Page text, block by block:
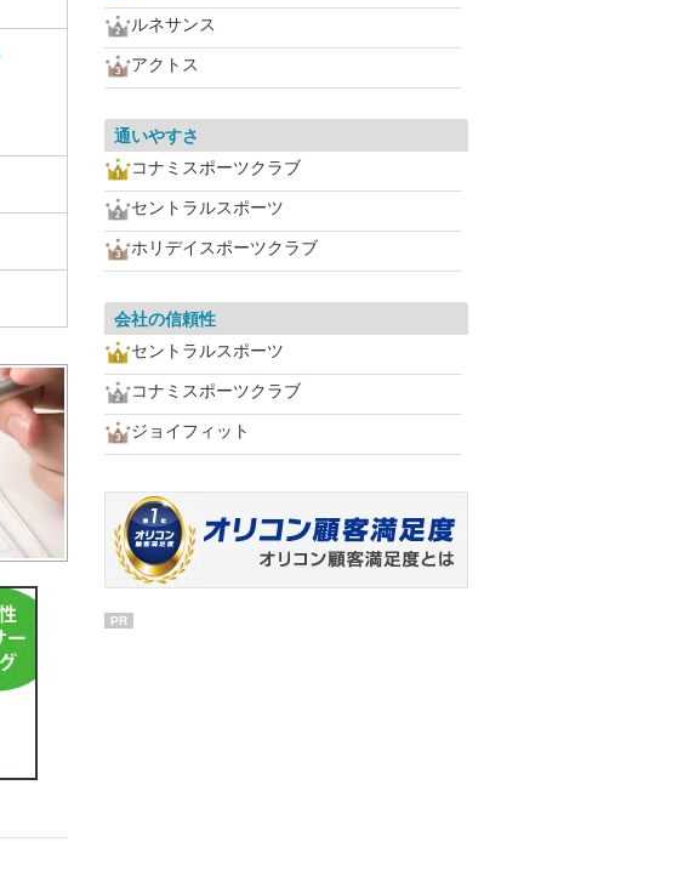
ルネサンス
アクトス
通いやすさ
コナミスポーツクラブ
セントラルスポーツ
ホリデイスポーツクラブ
会社の信頼性
セントラルスポーツ
コナミスポーツクラブ
ジョイフィット
PR